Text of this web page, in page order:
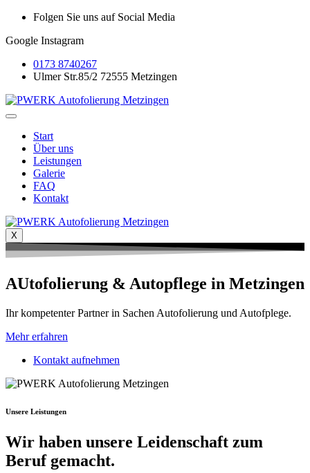
Folgen Sie uns auf Social Media
Google Instagram
0173 8740267
Ulmer Str.85/2 72555 Metzingen
Start
Über uns
Leistungen
Galerie
FAQ
Kontakt
X
AUtofolierung & Autopflege in Metzingen
Ihr kompetenter Partner in Sachen Autofolierung und Autofplege.
Mehr erfahren
Kontakt aufnehmen
Unsere Leistungen
Wir haben unsere Leidenschaft zum
Beruf gemacht.